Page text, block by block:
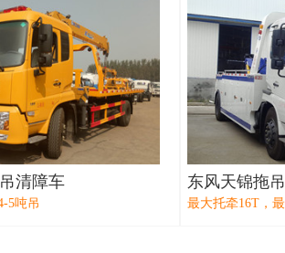
清障车
5吨吊
东风天锦拖
最大托牵16T，